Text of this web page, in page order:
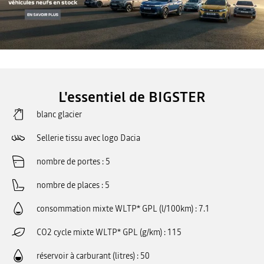
L'essentiel de BIGSTER
blanc glacier
Sellerie tissu avec logo Dacia
nombre de portes 5
nombre de places 5
consommation mixte WLTP* GPL (l/100km) 7.1
CO2 cycle mixte WLTP* GPL (g/km) 115
réservoir à carburant (litres) 50